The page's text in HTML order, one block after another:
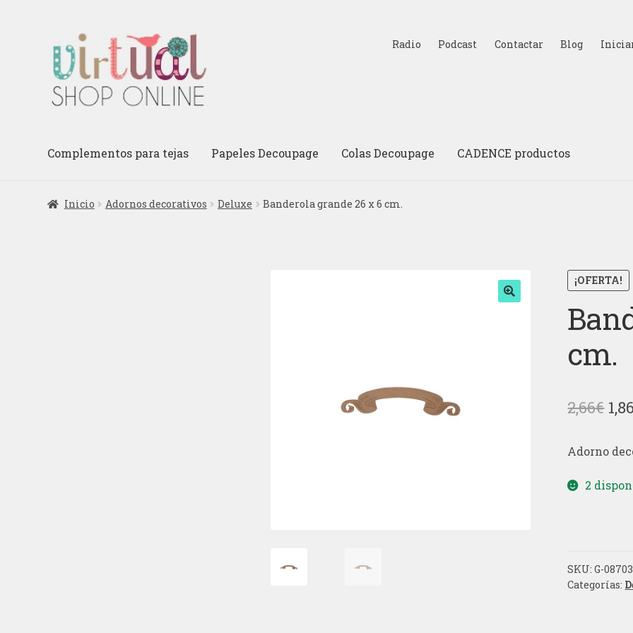
la
navegación
al
contenido
Radio Podcast Contactar Blog
Complementos para tejas Papeles Decoupage Colas Decoupage CADENCE productos
Inicio Adornos decorativos Deluxe Banderola grande 26 x 6 cm.
¡OFERTA!
cm.
2,66€ El
Adorno
2
SKU:G-
Categorías: